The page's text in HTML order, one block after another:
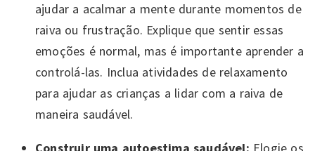
ajudar a acalmar a mente durante momentos de
raiva ou frustração. Explique que sentir essas
emoções é normal, mas é importante aprender a
controlá-las. Inclua atividades de relaxamento
para ajudar as crianças a lidar com a raiva de
maneira saudável.